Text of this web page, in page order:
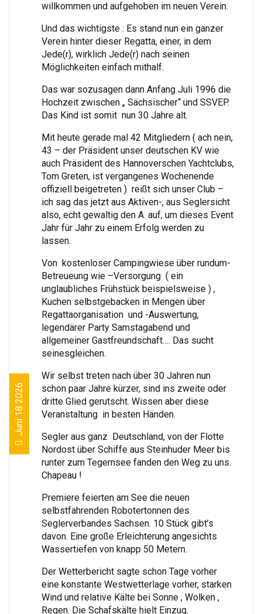
Juni 18 2026
willkommen und aufgehoben im neuen Verein.
Und das wichtigste : Es stand nun ein ganzer
Verein hinter dieser Regatta, einer, in dem
Jede(r), wirklich Jede(r) nach seinen
Möglichkeiten einfach mithalf.
Das war sozusagen dann Anfang Juli 1996 die
Hochzeit zwischen „ Sächsischer“ und SSVEP.
Das Kind ist somit nun 30 Jahre alt.
Mit heute gerade mal 42 Mitgliedern ( ach nein,
43 – der Präsident unser deutschen KV wie
auch Präsident des Hannoverschen Yachtclubs,
Tom Greten, ist vergangenes Wochenende
offiziell beigetreten ) reißt sich unser Club –
ich sag das jetzt aus Aktiven-, aus Seglersicht
also, echt gewaltig den A. auf, um dieses Event
Jahr für Jahr zu einem Erfolg werden zu
lassen.
Von kostenloser Campingwiese über rundum-
Betreueung wie –Versorgung ( ein
unglaubliches Frühstück beispielsweise ) ,
Kuchen selbstgebacken in Mengen über
Regattaorganisation und -Auswertung,
legendärer Party Samstagabend und
allgemeiner Gastfreundschaft…. Das sucht
seinesgleichen.
Wir selbst treten nach über 30 Jahren nun
schon paar Jahre kürzer, sind ins zweite oder
dritte Glied gerutscht. Wissen aber diese
Veranstaltung in besten Händen.
Segler aus ganz Deutschland, von der Flotte
Nordost über Schiffe aus Steinhuder Meer bis
runter zum Tegernsee fanden den Weg zu uns.
Chapeau !
Premiere feierten am See die neuen
selbstfahrenden Robotertonnen des
Seglerverbandes Sachsen. 10 Stück gibt’s
davon. Eine große Erleichterung angesichts
Wassertiefen von knapp 50 Metern.
Der Wetterbericht sagte schon Tage vorher
eine konstante Westwetterlage vorher, starken
Wind und relative Kälte bei Sonne , Wolken ,
Regen. Die Schafskälte hielt Einzug.